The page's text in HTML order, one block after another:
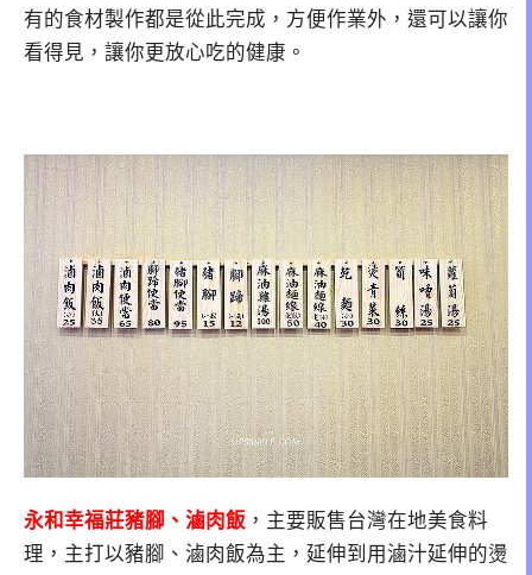
有的食材製作都是從此完成，方便作業外，還可以讓你
看得見，讓你更放心吃的健康。
永和幸福莊豬腳、滷肉飯 ，主要販售台灣在地美食料
理，主打以豬腳、滷肉飯為主，延伸到用滷汁延伸的燙